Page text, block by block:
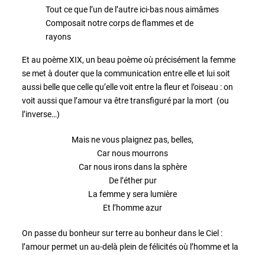
Tout ce que l’un de l’autre ici-bas nous aimâmes
Composait notre corps de flammes et de
rayons
Et au poème XIX, un beau poème où précisément la femme
se met à douter que la communication entre elle et lui soit
aussi belle que celle qu’elle voit entre la fleur et l’oiseau : on
voit aussi que l’amour va être transfiguré par la mort (ou
l’inverse…)
Mais ne vous plaignez pas, belles,
Car nous mourrons
Car nous irons dans la sphère
De l’éther pur
La femme y sera lumière
Et l’homme azur
On passe du bonheur sur terre au bonheur dans le Ciel :
l’amour permet un au-delà plein de félicités où l’homme et la